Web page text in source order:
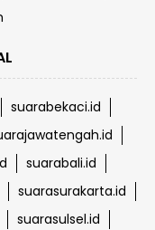
suarabekaci.id
suarabali.id
suarasurakarta.id
suarasulsel.id